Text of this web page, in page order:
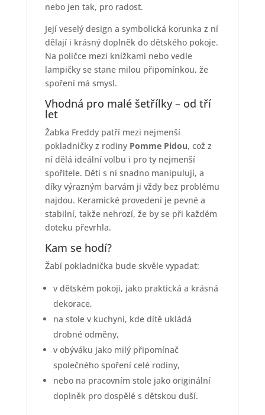
nebo jen tak, pro radost.
Její veselý design a symbolická korunka z ní
dělají i krásný doplněk do dětského pokoje.
Na poličce mezi knížkami nebo vedle
lampičky se stane milou připomínkou, že
spoření má smysl.
Vhodná pro malé šetřílky – od tří
let
Žabka Freddy patří mezi nejmenší
pokladničky z rodiny Pomme Pidou, což z
ní dělá ideální volbu i pro ty nejmenší
spořitele. Děti s ní snadno manipulují, a
díky výrazným barvám ji vždy bez problému
najdou. Keramické provedení je pevné a
stabilní, takže nehrozí, že by se při každém
doteku převrhla.
Kam se hodí?
Žabí pokladnička bude skvěle vypadat:
v dětském pokoji, jako praktická a krásná
dekorace,
na stole v kuchyni, kde dítě ukládá
drobné odměny,
v obýváku jako milý připomínač
společného spoření celé rodiny,
nebo na pracovním stole jako originální
doplněk pro dospělé s dětskou duší.